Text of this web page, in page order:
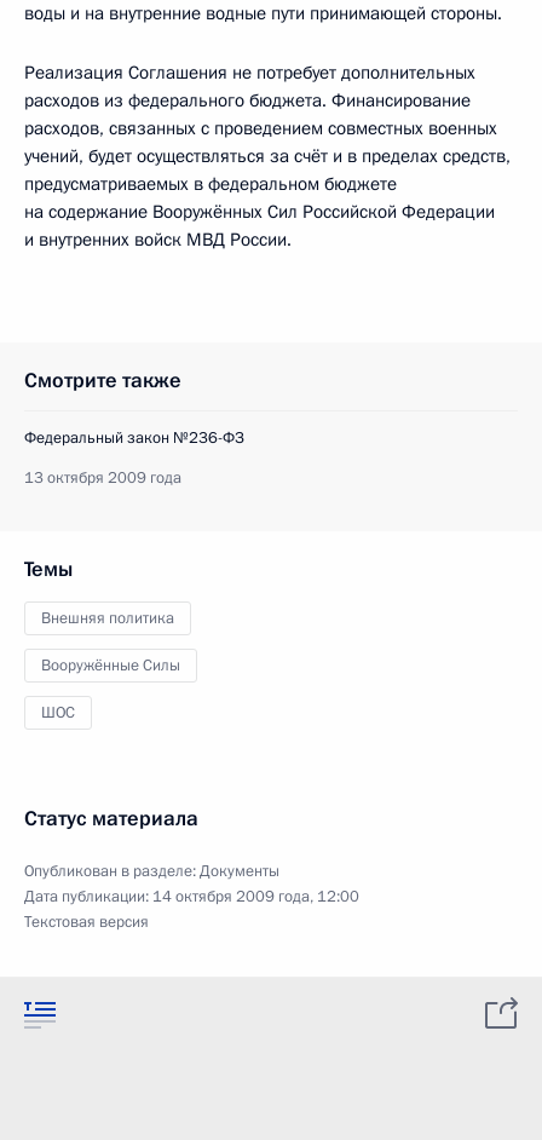
воды и на внутренние водные пути принимающей стороны.
Реализация Соглашения не потребует дополнительных
расходов из федерального бюджета. Финансирование
расходов, связанных с проведением совместных военных
учений, будет осуществляться за счёт и в пределах средств,
предусматриваемых в федеральном бюджете
на содержание Вооружённых Сил Российской Федерации
и внутренних войск МВД России.
Смотрите также
Федеральный закон №236-ФЗ
13 октября 2009 года
Темы
Внешняя политика
Вооружённые Силы
ШОС
Статус материала
Опубликован в разделе:Документы
Дата публикации: 14 октября 2009 года, 12:00
Текстовая версия